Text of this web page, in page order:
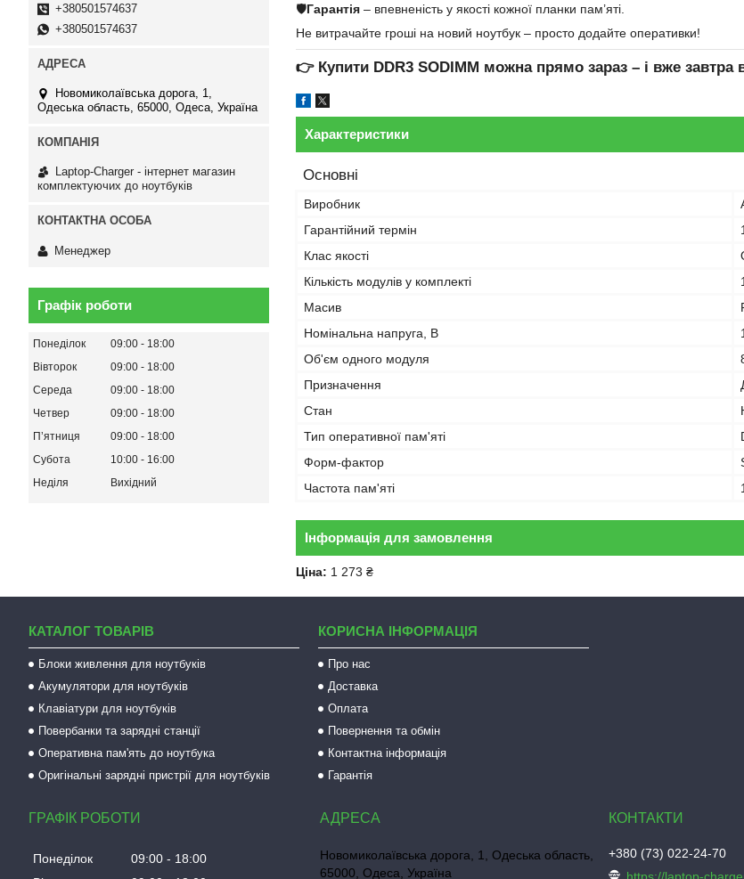
🛡Гарантія – впевненість у якості кожної планки пам’яті.
Не витрачайте гроші на новий ноутбук – просто додайте оперативки!
👉 Купити DDR3 SODIMM можна прямо зараз – і вже
Характеристики
Основні
Виробник
Гарантійний термін
Клас якості
Кількість модулів у комплекті
1
Масив
Номінальна напруга, В
Об'єм одного модуля
Призначення
Стан
Тип оперативної пам'яті
Форм-фактор
Частота пам'яті
Інформація для замовлення
Ціна: 1 273 ₴
+380501574637
+380501574637
Новомиколаївська дорога, 1,
Одеська область, 65000, Одеса, Україна
Laptop-Charger - інтернет магазин
комплектуючих до ноутбуків
Менеджер
Графік роботи
Понеділок 09:00
18:00
Вівторок
09:00
18:00
Середа
09:00
18:00
Четвер
09:00
18:00
Пʼятниця
09:00
18:00
Субота
10:00
16:00
Неділя
Вихідний
КАТАЛОГ ТОВАРІВ
Блоки живлення для ноутбуків
Акумулятори для ноутбуків
Клавіатури для ноутбуків
Повербанки та зарядні станції
Оперативна пам'ять до ноутбука
Оригінальні зарядні пристрії для ноутбуків
КОРИСНА ІНФОРМАЦІЯ
Про нас
Доставка
Оплата
Повернення та обмін
Контактна інформація
Гарантія
ГРАФІК РОБОТИ
Понеділок 09:00
18:00
Новомиколаївська дорога, 1, Одеська область,
65000, Одеса, Україна
+380 (73) 022-24-70